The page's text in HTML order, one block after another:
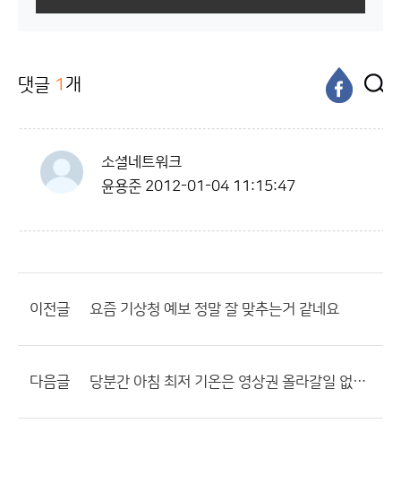
댓글 1 개
소셜네트워크
윤용준 2012-01-04 11:15:47
이전글 요즘 기상청 예보 정말 잘 맞추는거 같네요
다음글 당분간 아침 최저 기온은 영상권 올라갈일 없겠네요?